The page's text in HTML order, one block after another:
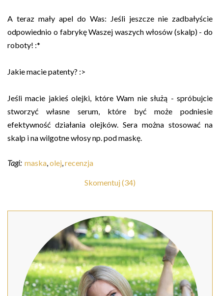
A teraz mały apel do Was: Jeśli jeszcze nie zadbałyście
odpowiednio o fabrykę Waszej waszych włosów (skalp) - do
roboty! :*
Jakie macie patenty? :>
Jeśli macie jakieś olejki, które Wam nie służą - spróbujcie
stworzyć własne serum, które być może podniesie
efektywność działania olejków. Sera można stosować na
skalp i na wilgotne włosy np. pod maskę.
Tagi: maska olej recenzja
Skomentuj (34)